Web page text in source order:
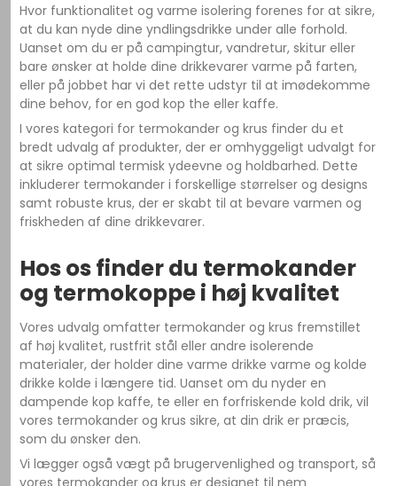
Hvor funktionalitet og varme isolering forenes for at sikre,
at du kan nyde dine yndlingsdrikke under alle forhold.
Uanset om du er på campingtur, vandretur, skitur eller
bare ønsker at holde dine drikkevarer varme på farten,
eller på jobbet har vi det rette udstyr til at imødekomme
dine behov, for en god kop the eller kaffe.
I vores kategori for termokander og krus finder du et
bredt udvalg af produkter, der er omhyggeligt udvalgt for
at sikre optimal termisk ydeevne og holdbarhed. Dette
inkluderer termokander i forskellige størrelser og designs
samt robuste krus, der er skabt til at bevare varmen og
friskheden af dine drikkevarer.
Hos os finder du termokander
og termokoppe i høj kvalitet
Vores udvalg omfatter termokander og krus fremstillet
af høj kvalitet, rustfrit stål eller andre isolerende
materialer, der holder dine varme drikke varme og kolde
drikke kolde i længere tid. Uanset om du nyder en
dampende kop kaffe, te eller en forfriskende kold drik, vil
vores termokander og krus sikre, at din drik er præcis,
som du ønsker den.
Vi lægger også vægt på brugervenlighed og transport, så
vores termokander og krus er designet til nem